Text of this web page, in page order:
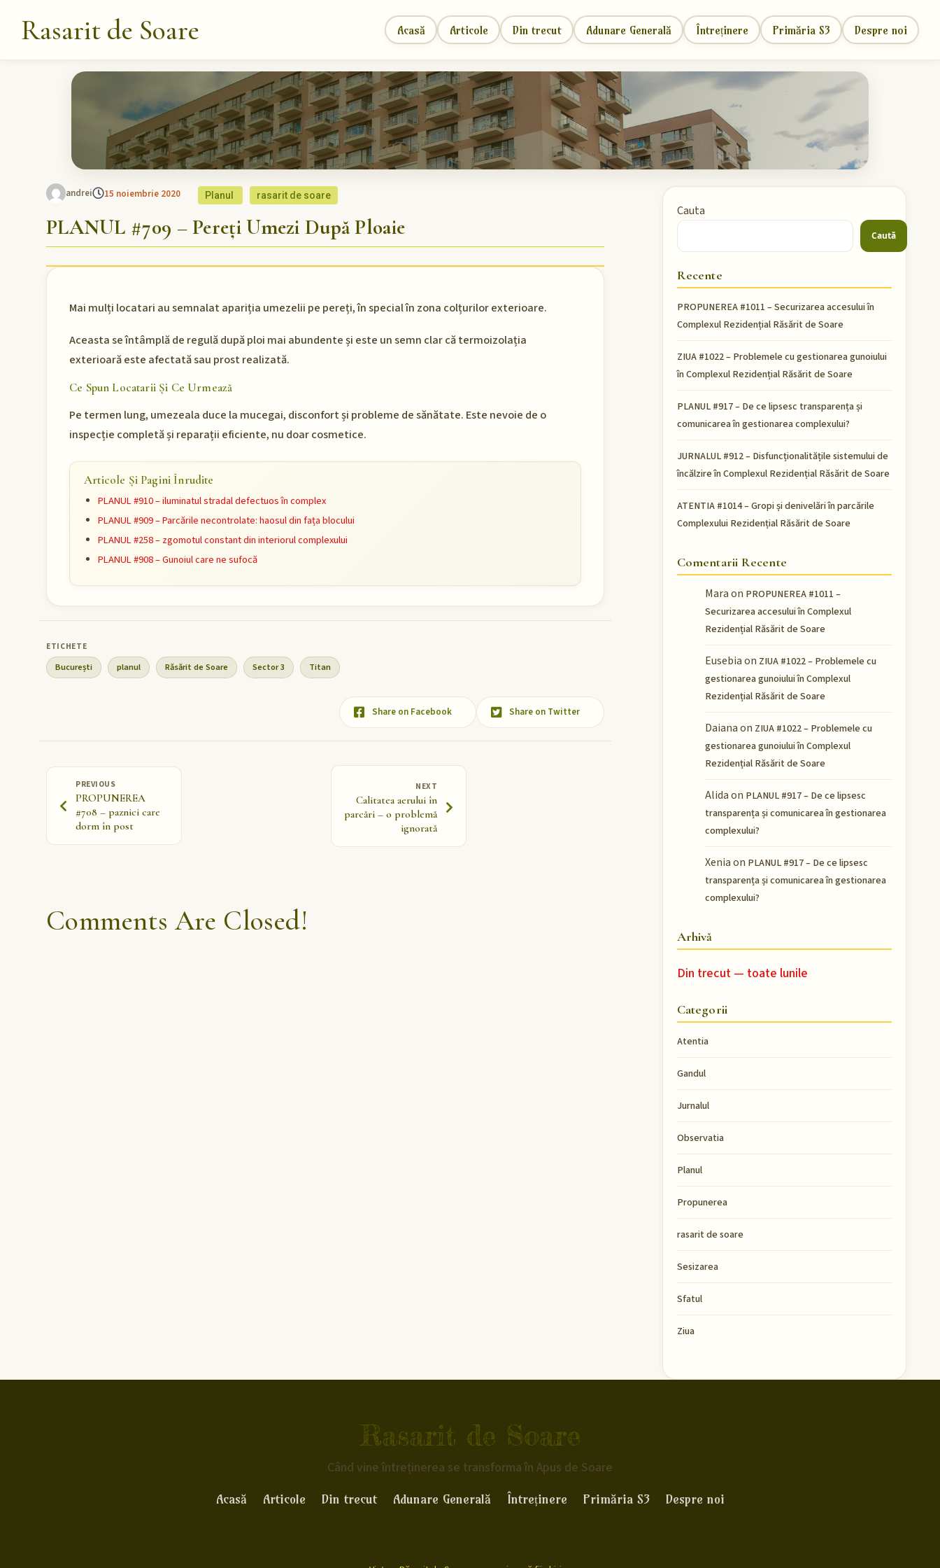
Rasarit de Soare Acasă Articole Din trecut Adunare Generală Întreținere Primăria S3 Despre noi
andrei 15 noiembrie 2020 Planul rasarit de soare
PLANUL #709 – Pereți Umezi După Ploaie
Mai mulți locatari au semnalat apariția umezelii pe pereți, în special în zona colțurilor exterioare.
Aceasta se întâmplă de regulă după ploi mai abundente și este un semn clar că termoizolația
exterioară este afectată sau prost realizată.
Ce Spun Locatarii Și Ce Urmează
Pe termen lung, umezeala duce la mucegai, disconfort și probleme de sănătate. Este nevoie de o
inspecție completă și reparații eficiente, nu doar cosmetice.
Articole Și Pagini Înrudite
PLANUL #910 – iluminatul stradal defectuos în complex
PLANUL #909 – Parcările necontrolate: haosul din fața blocului
PLANUL #258 – zgomotul constant din interiorul complexului
PLANUL #908 – Gunoiul care ne sufocă
București planul Răsărit de Soare Sector 3 Titan
Share on Facebook Share on Twitter
PREVIOUS
PROPUNEREA
#708 – paznici care
dorm în post
NEXT
Calitatea aerului în
parcări – o problemă
ignorată
Comments Are Closed!
Cauta
Caută
Recente
PROPUNEREA #1011 – Securizarea accesului în
Complexul Rezidențial Răsărit de Soare
ZIUA #1022 – Problemele cu gestionarea gunoiului
în Complexul Rezidențial Răsărit de Soare
PLANUL #917 – De ce lipsesc transparența și
comunicarea în gestionarea complexului?
JURNALUL #912 – Disfuncționalitățile sistemului de
încălzire în Complexul Rezidențial Răsărit de Soare
ATENTIA #1014 – Gropi și denivelări în parcările
Complexului Rezidențial Răsărit de Soare
Comentarii Recente
Maraon PROPUNEREA #1011 –
Securizarea accesului în Complexul
Rezidențial Răsărit de Soare
Eusebiaon ZIUA #1022 – Problemele cu
gestionarea gunoiului în Complexul
Rezidențial Răsărit de Soare
Daianaon ZIUA #1022 – Problemele cu
gestionarea gunoiului în Complexul
Rezidențial Răsărit de Soare
Alidaon PLANUL #917 – De ce lipsesc
transparența și comunicarea în gestionarea
complexului?
Xeniaon PLANUL #917 – De ce lipsesc
transparența și comunicarea în gestionarea
complexului?
Arhivă
Din trecut — toate lunile
Categorii
Atentia
Gandul
Jurnalul
Observatia
Planul
Propunerea
rasarit de soare
Sesizarea
Sfatul
Ziua
Rasarit de Soare
Când vine întreținerea se transforma în Apus de Soare
Acasă Articole Din trecut Adunare Generală Întreținere Primăria S3 Despre noi